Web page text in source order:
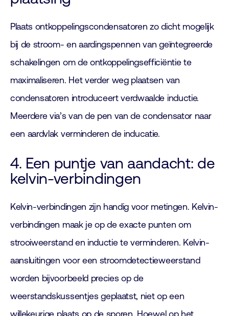
Plaats ontkoppelingscondensatoren zo dicht mogelijk
bij de stroom- en aardingspennen van geïntegreerde
schakelingen om de ontkoppelingsefficiëntie te
maximaliseren. Het verder weg plaatsen van
condensatoren introduceert verdwaalde inductie.
Meerdere via’s van de pen van de condensator naar
een aardvlak verminderen de inducatie.
4. Een puntje van aandacht: de
kelvin-verbindingen
Kelvin-verbindingen zijn handig voor metingen. Kelvin-
verbindingen maak je op de exacte punten om
strooiweerstand en inductie te verminderen. Kelvin-
aansluitingen voor een stroomdetectieweerstand
worden bijvoorbeeld precies op de
weerstandskussentjes geplaatst, niet op een
willekeurige plaats op de sporen. Hoewel op het